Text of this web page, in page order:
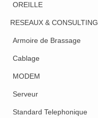
OREILLE
RESEAUX & CONSULTING
Armoire de Brassage
Cablage
MODEM
Serveur
Standard Telephonique